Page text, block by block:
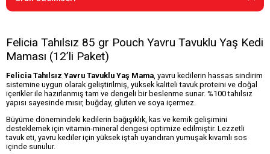
Felicia Tahılsız 85 gr Pouch Yavru Tavuklu Yaş Kedi
Maması (12’li Paket)
Felicia Tahılsız Yavru Tavuklu Yaş Mama, yavru kedilerin hassas sindirim
sistemine uygun olarak geliştirilmiş, yüksek kaliteli tavuk proteini ve doğal
içerikler ile hazırlanmış tam ve dengeli bir beslenme sunar. %100 tahılsız
yapısı sayesinde mısır, buğday, gluten ve soya içermez.
Büyüme dönemindeki kedilerin bağışıklık, kas ve kemik gelişimini
desteklemek için vitamin-mineral dengesi optimize edilmiştir. Lezzetli
tavuk eti, yavru kediler için yüksek iştah uyandıran yumuşak kıvamlı sos
içinde sunulur.